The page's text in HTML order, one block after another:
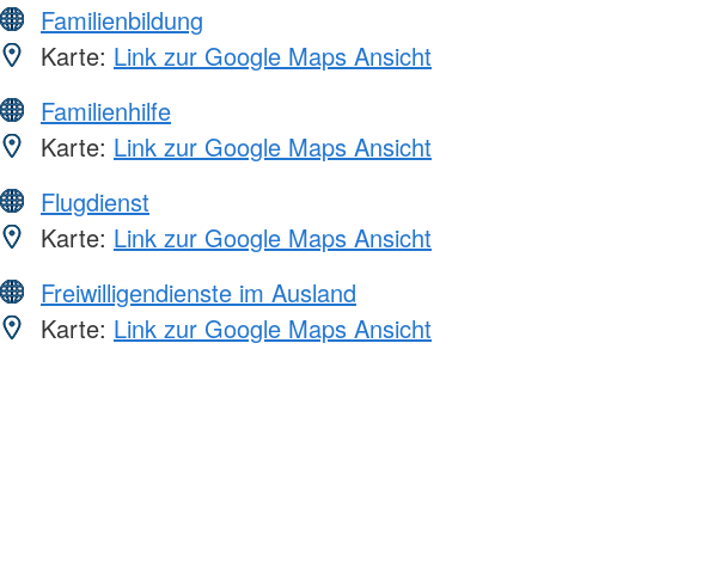
Familienbildung
Karte: Link zur Google Maps Ansicht
Familienhilfe
Karte: Link zur Google Maps Ansicht
Flugdienst
Karte: Link zur Google Maps Ansicht
Freiwilligendienste im Ausland
Karte: Link zur Google Maps Ansicht